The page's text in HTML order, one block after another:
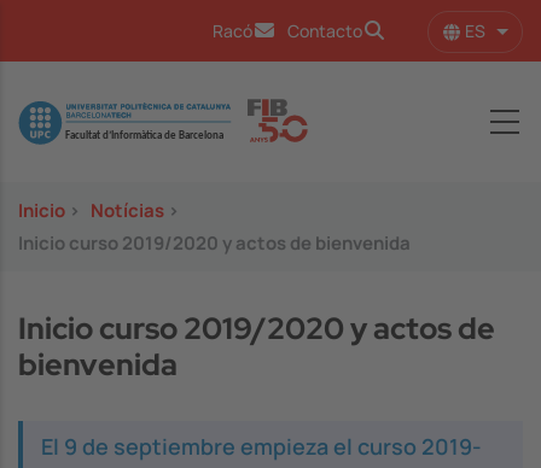
Racó Contacto ES
Image
Inicio > Notícias >
Inicio curso 2019/2020 y actos de bienvenida
Inicio curso 2019/2020 y actos de
bienvenida
El 9 de septiembre empieza el curso 2019-